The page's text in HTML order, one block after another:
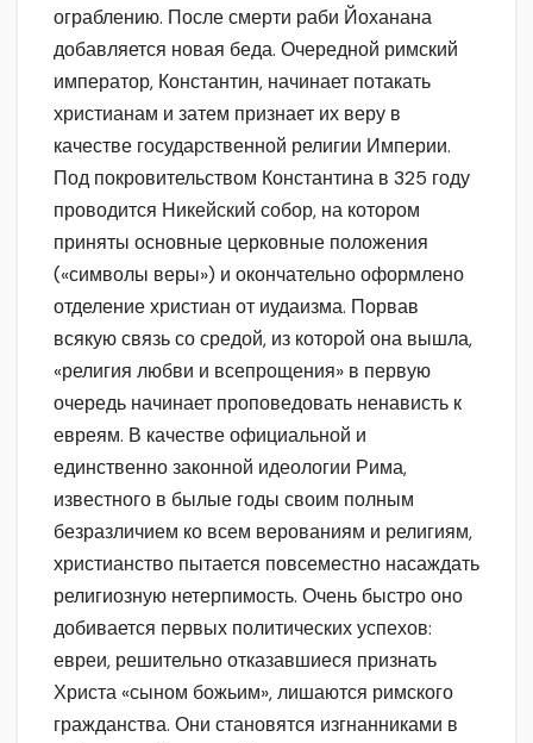
ограблению. После смерти раби Йоханана
добавляется новая беда. Очередной римский
император, Константин, начинает потакать
христианам и затем признает их веру в
качестве государственной религии Империи.
Под покровительством Константина в 325 году
проводится Никейский собор, на котором
приняты основные церковные положения
(«символы веры») и окончательно оформлено
отделение христиан от иудаизма. Порвав
всякую связь со средой, из которой она вышла,
«религия любви и всепрощения» в первую
очередь начинает проповедовать ненависть к
евреям. В качестве официальной и
единственно законной идеологии Рима,
известного в былые годы своим полным
безразличием ко всем верованиям и религиям,
христианство пытается повсеместно насаждать
религиозную нетерпимость. Очень быстро оно
добивается первых политических успехов:
евреи, решительно отказавшиеся признать
Христа «сыном божьим», лишаются римского
гражданства. Они становятся изгнанниками в